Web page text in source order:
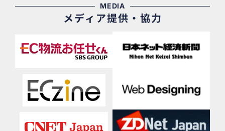
MEDIA
メディア提供・協力